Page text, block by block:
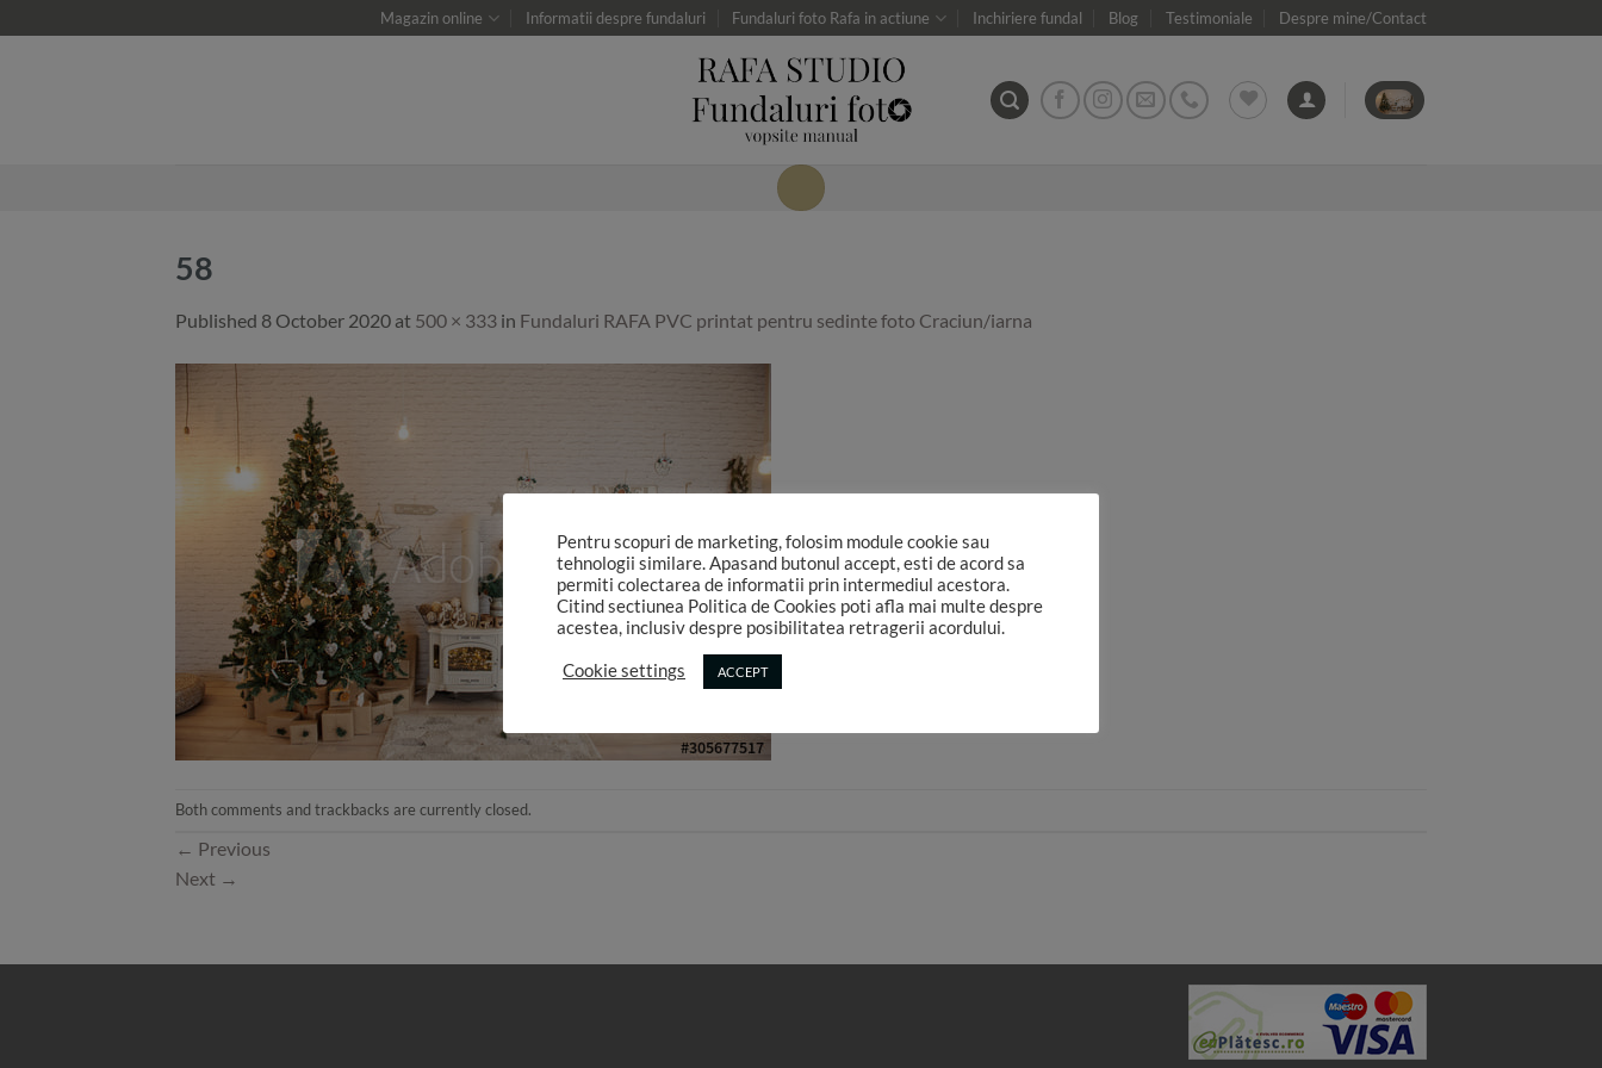
to
Magazin online Informatii despre fundaluri Fundaluri foto Rafa in actiune Inchiriere fundal Blog Testimoniale Despre mine/Contact
58
Published 8 October 2020 at 500 × 333 in Fundaluri RAFA PVC printat pentru sedinte foto Craciun/iarna
Both comments and trackbacks are currently closed.
← Previous
Next →
Pentru scopuri de marketing, folosim module cookie sau
tehnologii similare. Apasand butonul accept, esti de acord sa
permiti colectarea de informatii prin intermediul acestora.
Citind sectiunea Politica de Cookies poti afla mai multe despre
acestea, inclusiv despre posibilitatea retragerii acordului.
Cookie settings ACCEPT